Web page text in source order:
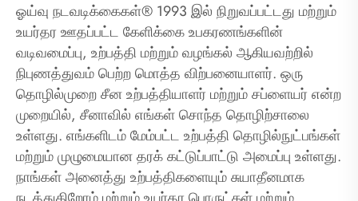
ஓய்வு நடவடிக்கைகள்® 1993 இல் நிறுவப்பட்டது மற்றும்
உயர்தர ஊதப்பட்ட கேளிக்கை உபகரணங்களின்
வடிவமைப்பு, உற்பத்தி மற்றும் வழங்கல் ஆகியவற்றில்
நிபுணத்துவம் பெற்ற மொத்த விற்பனையாளர். ஒரு
தொழில்முறை சீன உற்பத்தியாளர் மற்றும் சப்ளையர் என்ற
முறையில், சீனாவில் எங்கள் சொந்த தொழிற்சாலை
உள்ளது. எங்களிடம் மேம்பட்ட உற்பத்தி தொழில்நுட்பங்கள்
மற்றும் முழுமையான தரக் கட்டுப்பாட்டு அமைப்பு உள்ளது.
நாங்கள் அனைத்து உற்பத்திகளையும் சுயாதீனமாக